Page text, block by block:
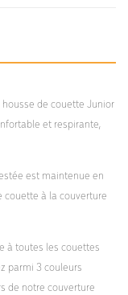
de couette Junior
et respirante,
est maintenue en
couette à la couverture
à toutes les couettes
parmi 3 couleurs
de notre couverture